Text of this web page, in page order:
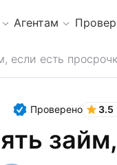
Агентам
если есть
Проверено 3.5